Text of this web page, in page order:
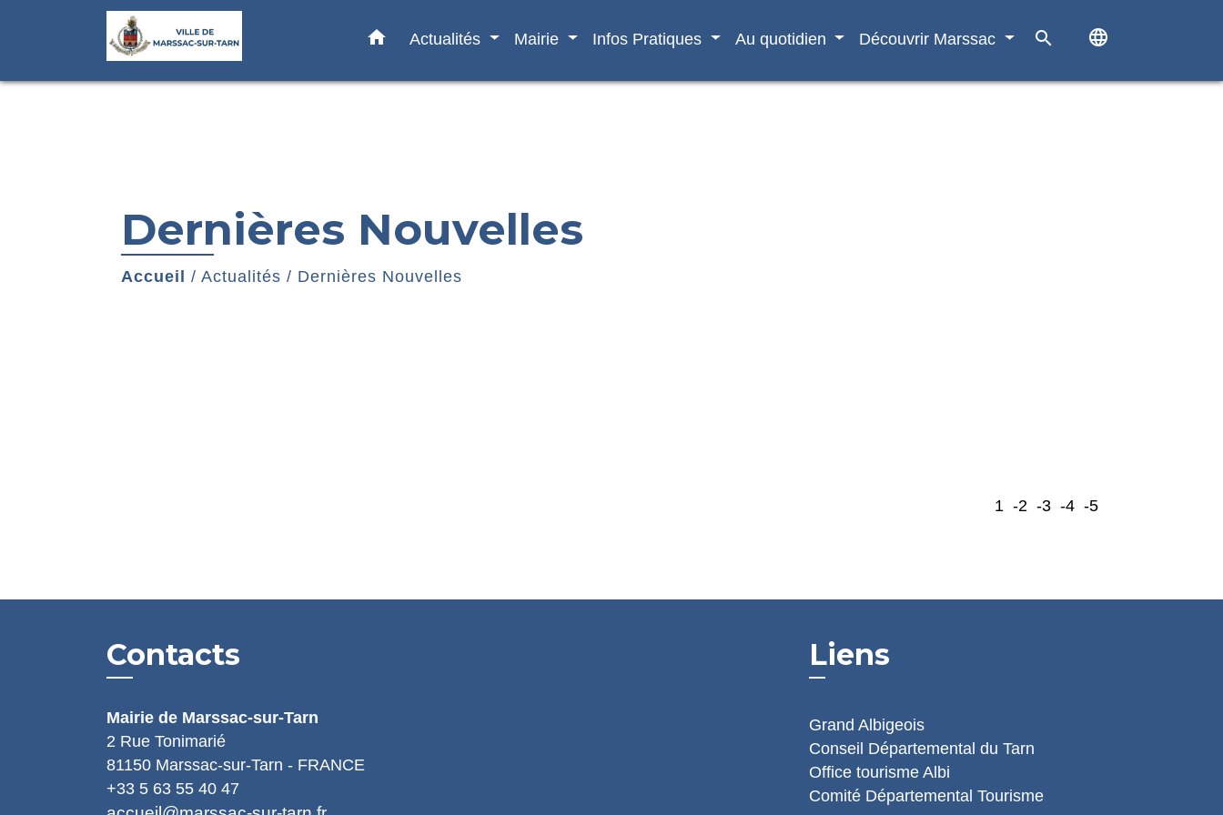
home Actualités Mairie Infos Pratiques Au quotidien Découvrir Marssac search language
Dernières Nouvelles
Accueil / Actualités / Dernières Nouvelles
1 -2 -3 -4 -5
Contacts
Mairie de Marssac-sur-Tarn
2 Rue Tonimarié
81150 Marssac-sur-Tarn - FRANCE
+33 5 63 55 40 47
Liens
Grand Albigeois
Conseil Départemental du Tarn
Office tourisme Albi
Comité Départemental Tourisme